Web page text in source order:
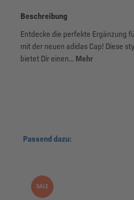
Beschreibung
Entdecke die perfekte Ergänzung
mit der neuen adidas Cap! Diese
bietet Dir einen… Mehr
Produktgalerie überspringen
Passend dazu:
SALE